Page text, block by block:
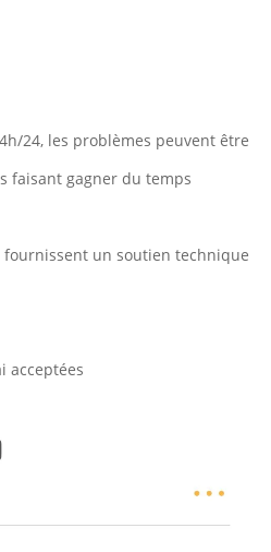
24, les problèmes peuvent être
faisant gagner du temps
fournissent un soutien technique
acceptées